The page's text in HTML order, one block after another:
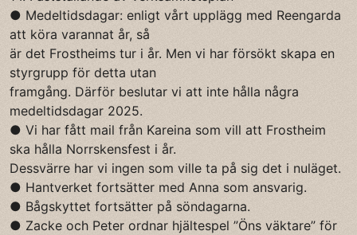
● Medeltidsdagar: enligt vårt upplägg med Reengarda
att köra varannat år, så
är det Frostheims tur i år. Men vi har försökt skapa en
styrgrupp för detta utan
framgång. Därför beslutar vi att inte hålla några
medeltidsdagar 2025.
● Vi har fått mail från Kareina som vill att Frostheim
ska hålla Norrskensfest i år.
Dessvärre har vi ingen som ville ta på sig det i nuläget.
● Hantverket fortsätter med Anna som ansvarig.
● Bågskyttet fortsätter på söndagarna.
● Zacke och Peter ordnar hjältespel ”Öns väktare” för